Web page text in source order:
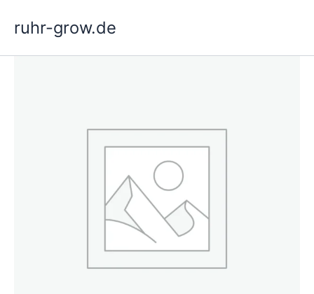
ruhr-grow.de